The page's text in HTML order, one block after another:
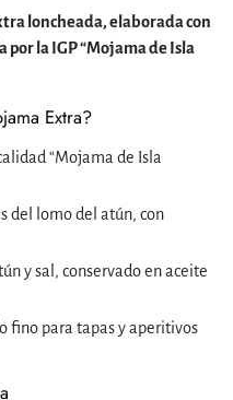
loncheada, elaborada con
por la IGP “Mojama de Isla
Extra?
“Mojama de Isla
del lomo del atún, con
y sal, conservado en aceite
fino para tapas y aperitivos